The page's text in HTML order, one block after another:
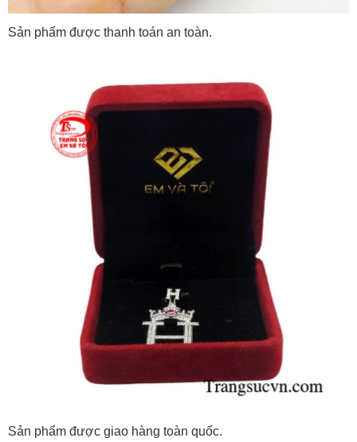
Sản phẩm được thanh toán an toàn.
Sản phẩm được giao hàng toàn quốc.